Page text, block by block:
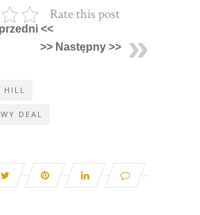
Rate this post
<<
>> Następny >>
HILL
DEAL